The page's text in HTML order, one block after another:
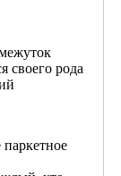
своего рода